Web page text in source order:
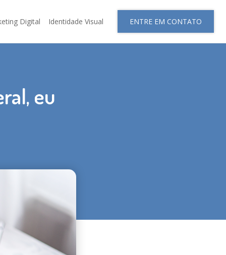
Digital Identidade Visual ENTRE EM CONTATO
eu